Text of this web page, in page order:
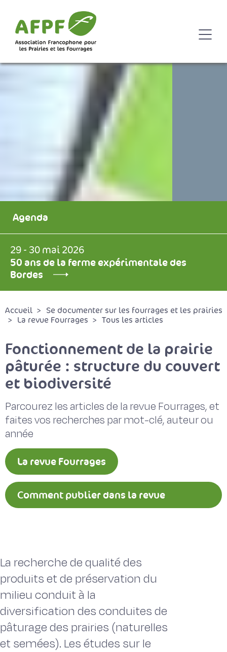
Agenda
29 - 30 mai 2026
50 ans de la ferme expérimentale des
Bordes
Accueil
Se documenter sur les fourrages et les prairies
La revue Fourrages
Tous les articles
Fonctionnement de la prairie
pâturée : structure du couvert
et biodiversité
Parcourez les articles de la revue Fourrages, et
faites vos recherches par mot-clé, auteur ou
année
La revue Fourrages
Comment publier dans la revue
La recherche de qualité des
produits et de préservation du
milieu conduit à la
diversification des conduites de
pâturage des prairies (naturelles
et semées). Les études sur le